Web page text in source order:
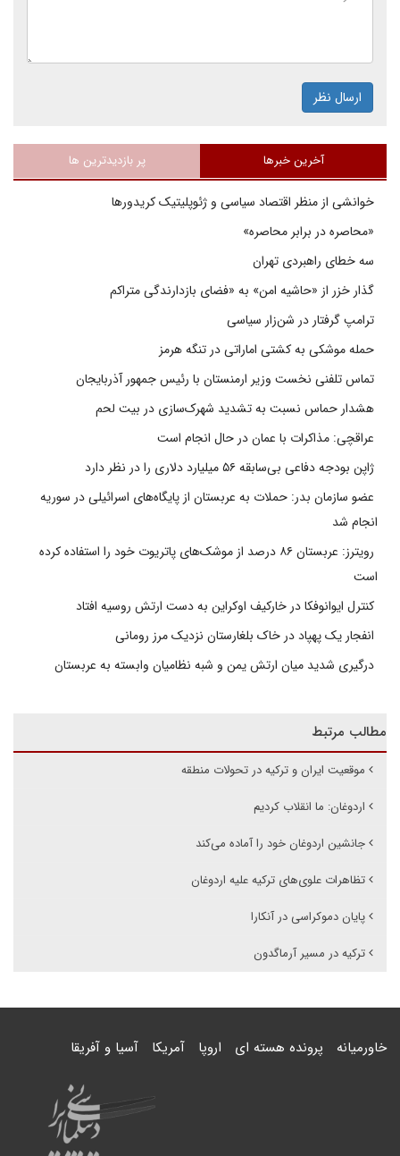
ارسال نظر
آخرین خبرها پر بازدیدترین ها
خوانشی از منظر اقتصاد سیاسی و ژئوپلیتیک کریدورها
«محاصره در برابر محاصره»
سه خطای راهبردی تهران
گذار خزر از «حاشیه امن» به «فضای بازدارندگی متراکم
ترامپ گرفتار در شن‌زار سیاسی
حمله موشکی به کشتی اماراتی در تنگه هرمز
تماس تلفنی نخست وزیر ارمنستان با رئیس جمهور آذربایجان
هشدار حماس نسبت به تشدید شهرک‌سازی در بیت‌ لحم
عراقچی: مذاکرات با عمان در حال انجام است
ژاپن بودجه دفاعی بی‌سابقه ۵۶ میلیارد دلاری را در نظر دارد
عضو سازمان بدر: حملات به عربستان از پایگاه‌های اسرائیلی در سوریه
انجام شد
رویترز: عربستان ۸۶ درصد از موشک‌های پاتریوت خود را استفاده کرده
است
کنترل ایوانوفکا در خارکیف اوکراین به دست ارتش روسیه افتاد
انفجار یک پهپاد در خاک بلغارستان نزدیک مرز رومانی
درگیری شدید میان ارتش یمن و شبه نظامیان وابسته به عربستان
مطالب مرتبط
موقعیت ایران و ترکیه در تحولات منطقه
اردوغان: ما انقلاب کردیم
جانشین اردوغان خود را آماده می‌کند
تظاهرات علوی‌های ترکیه علیه اردوغان
پایان دموکراسی در آنکارا
ترکیه در مسیر آرماگدون
خاورمیانه پرونده هسته ای اروپا آمریکا آسیا و آفریقا